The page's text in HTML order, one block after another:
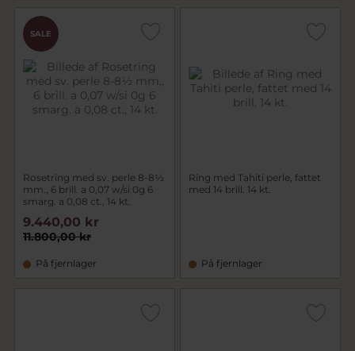
SALE
Rosetring med sv. perle 8-8½
mm., 6 brill. a 0,07 w/si 0g 6
smarg. a 0,08 ct., 14 kt.
11.800,00 kr
9.440,00 kr
På fjernlager
Ring med Tahiti perle, fattet
med 14 brill. 14 kt.
På fjernlager